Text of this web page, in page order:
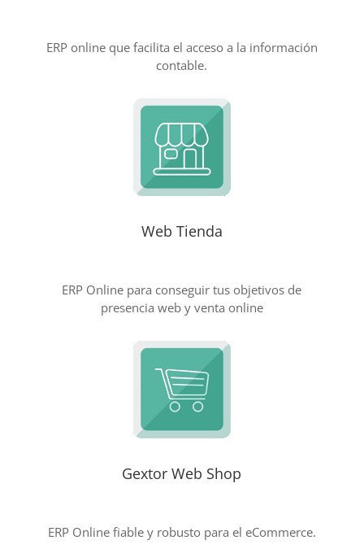
ERP online que facilita el acceso a la información
contable.
Web Tienda
ERP Online para conseguir tus objetivos de
presencia web y venta online
Gextor Web Shop
ERP Online fiable y robusto para el eCommerce.